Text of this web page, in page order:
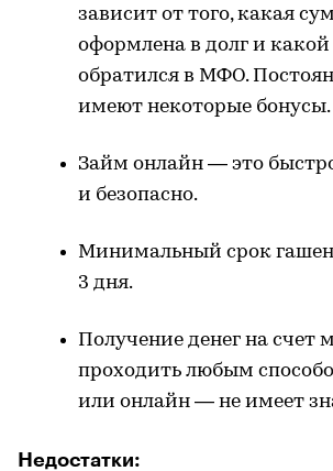
зависит от того, какая
оформлена в долг и
обратился в МФО.
имеют некоторые бонусы.
Займ онлайн — это
и безопасно.
Минимальный срок
3 дня.
Получение денег на счет
проходить любым
или онлайн — не имеет
Недостатки: